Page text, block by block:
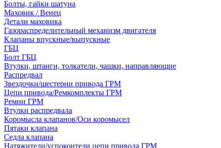
Болты, гайки шатуна
Маховик / Венец
Детали маховика
Газораспределительный механизм двигателя
Клапаны впускные/выпускные
ГБЦ
Болт ГБЦ
Втулки, штанги, толкатели, чашки, направляющие
Распредвал
Звездочки/шестерни привода ГРМ
Цепи привода/Ремкомплекты ГРМ
Ремни ГРМ
Втулки распредвала
Коромысла клапанов/Оси коромысел
Пятаки клапана
Седла клапана
Натяжители/успокоители цепи привода ГРМ